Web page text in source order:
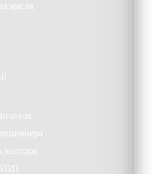
масла
колодок